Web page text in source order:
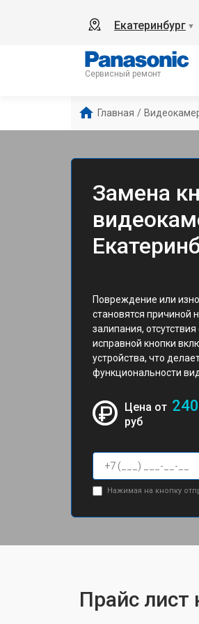
Екатеринбург ▼
Сервисный ремонт
Главная /
Замена
Повреждение или
становятся причиной
залипания,
исправной кнопки
устройства, что
функциональности
Цена от
руб
Нажимая на кнопку
Прайс лист